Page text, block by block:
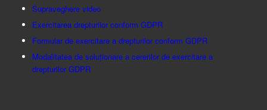
Supraveghere video
Exercitarea drepturilor conform GDPR
Formular de exercitare a drepturilor conform GDPR
Modalitatea de soluționare a cererilor de exercitare a
drepturilor GDPR